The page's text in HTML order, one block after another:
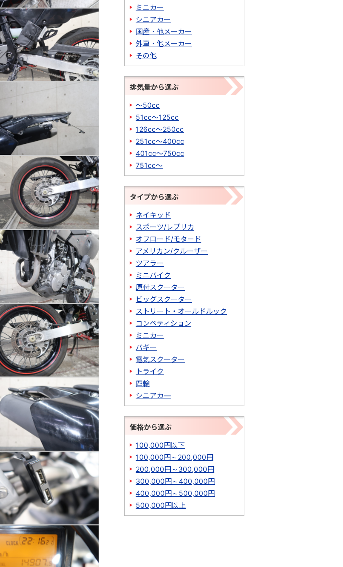
ミニカー
シニアカー
国産・他メーカー
外車・他メーカー
その他
排気量から選ぶ
～50cc
51cc～125cc
126cc～250cc
251cc～400cc
401cc～750cc
751cc～
タイプから選ぶ
ネイキッド
スポーツ/レプリカ
オフロード/モタード
アメリカン/クルーザー
ツアラー
ミニバイク
原付スクーター
ビッグスクーター
ストリート・オールドルック
コンペティション
ミニカー
バギー
電気スクーター
トライク
四輪
シニアカ―
価格から選ぶ
100,000円以下
100,000円～200,000円
200,000円～300,000円
300,000円～400,000円
400,000円～500,000円
500,000円以上